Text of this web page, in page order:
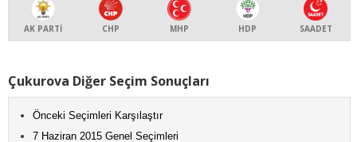
AK PARTİ CHP MHP HDP SAADET
Çukurova Diğer Seçim Sonuçları
Önceki Seçimleri Karşılaştır
7 Haziran 2015 Genel Seçimleri